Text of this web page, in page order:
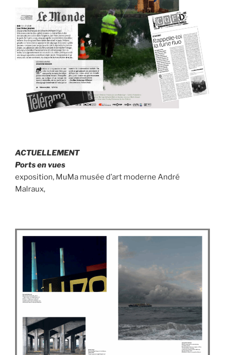
ACTUELLEMENT
Ports en vues
exposition, MuMa musée d’art moderne André
Malraux,